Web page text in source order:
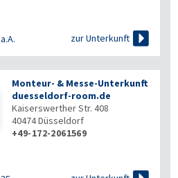
a.A. zur Unterkunft 
Monteur- & Messe-Unterkunft
duesseldorf-room.de
Kaiserswerther Str. 408
40474Düsseldorf
+49-172-2061569